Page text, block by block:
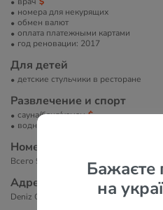
Бажаєте
на
номера для некурящих
обмен валют
оплата платежными картами
год реновации: 2017
Для детей
детские стульчики в ресторане
Развлечение и спорт
сауна/баня/хамам
водные развлечения
Номера
Всего 94 номера в двух 4-этажных
Адрес
Deniz Caddesi. No:33, Kemer, Antalya,